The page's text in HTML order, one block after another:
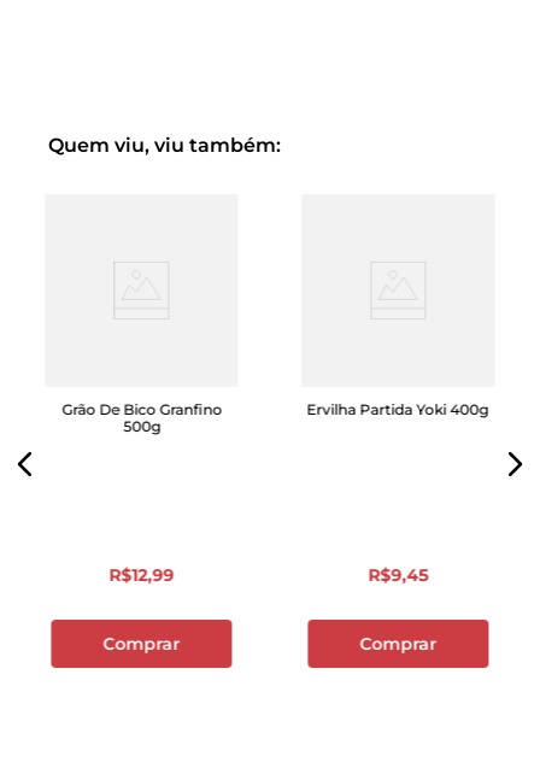
Quem viu, viu também:
Grão De Bico Granfino
500g
R$12,99
Comprar
Ervilha Partida Yoki 400g
R$9,45
Comprar